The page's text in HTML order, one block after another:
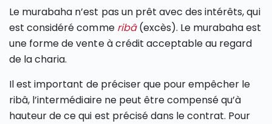
Le murabaha n’est pas un prêt avec des intérêts, qui
est considéré comme ribâ(excès). Le murabaha est
une forme de vente à crédit acceptable au regard
de la charia.
Il est important de préciser que pour empêcher le
ribâ, l’intermédiaire ne peut être compensé qu’à
hauteur de ce qui est précisé dans le contrat. Pour